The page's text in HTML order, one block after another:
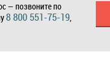
— позвоните по
8 800 551-75-19,